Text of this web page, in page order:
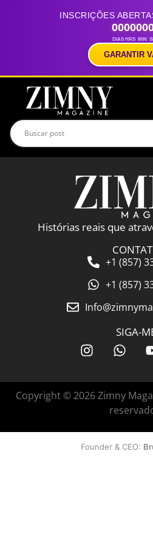
INSCRIÇÕES
00
DIAS
00
HRS
00
MIN
GARANTIR
Histórias reais que
+1 (857)
+1 (857)
SIGA-
Copyright © 2026 Zimny
Founder & CEO: